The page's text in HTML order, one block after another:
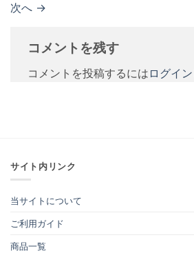
次へ →
コメントを残す
コメントを投稿するには ログイン
サイト内リンク
当サイトについて
ご利用ガイド
商品一覧